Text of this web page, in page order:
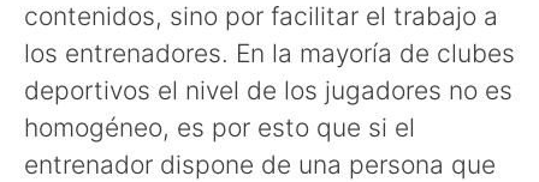
contenidos, sino por facilitar el trabajo a
los entrenadores. En la mayoría de clubes
deportivos el nivel de los jugadores no es
homogéneo, es por esto que si el
entrenador dispone de una persona que